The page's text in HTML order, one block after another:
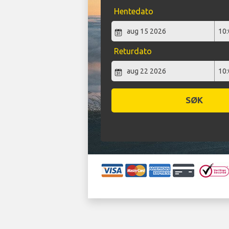
Hentedato
Returdato
SØK